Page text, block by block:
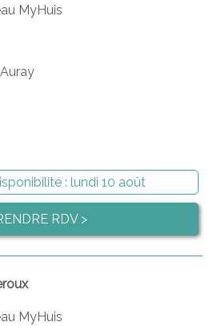
MyHuis
: lundi 10 août
RDV >
MyHuis